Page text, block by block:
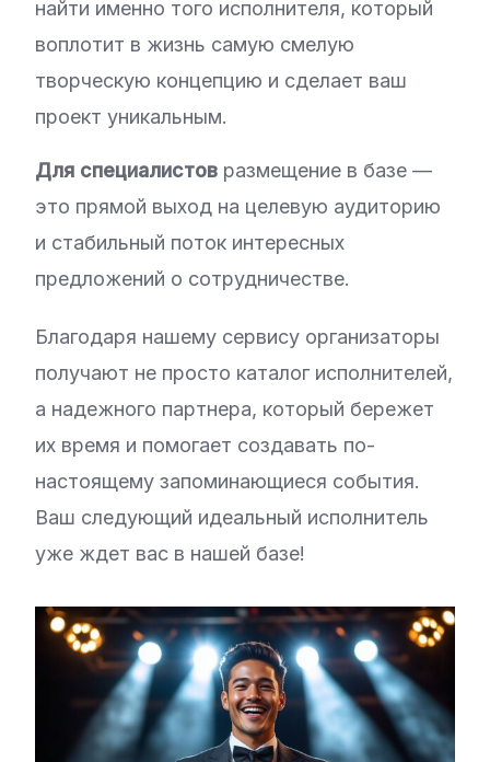
найти именно того исполнителя, который
воплотит в жизнь самую смелую
творческую концепцию и сделает ваш
проект уникальным.
Для специалистов размещение в базе —
это прямой выход на целевую аудиторию
и стабильный поток интересных
предложений о сотрудничестве.
Благодаря нашему сервису организаторы
получают не просто каталог исполнителей,
а надежного партнера, который бережет
их время и помогает создавать по-
настоящему запоминающиеся события.
Ваш следующий идеальный исполнитель
уже ждет вас в нашей базе!